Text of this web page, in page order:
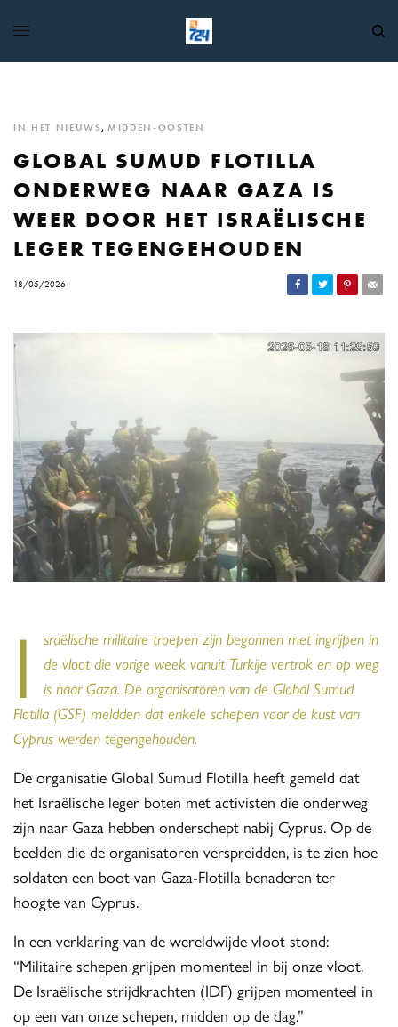
IN HET NIEUWS, MIDDEN-OOSTEN
GLOBAL SUMUD FLOTILLA
ONDERWEG NAAR GAZA IS
WEER DOOR HET ISRAËLISCHE
LEGER TEGENGEHOUDEN
18/05/2026
I
sraëlische militaire troepen zijn begonnen met ingrijpen in
de vloot die vorige week vanuit Turkije vertrok en op weg
is naar Gaza. De organisatoren van de Global Sumud
Flotilla (GSF) meldden dat enkele schepen voor de kust van
Cyprus werden tegengehouden.
De organisatie Global Sumud Flotilla heeft gemeld dat
het Israëlische leger boten met activisten die onderweg
zijn naar Gaza hebben onderschept nabij Cyprus. Op de
beelden die de organisatoren verspreidden, is te zien hoe
soldaten een boot van Gaza-Flotilla benaderen ter
hoogte van Cyprus.
In een verklaring van de wereldwijde vloot stond:
“Militaire schepen grijpen momenteel in bij onze vloot.
De Israëlische strijdkrachten (IDF) grijpen momenteel in
op een van onze schepen, midden op de dag.”